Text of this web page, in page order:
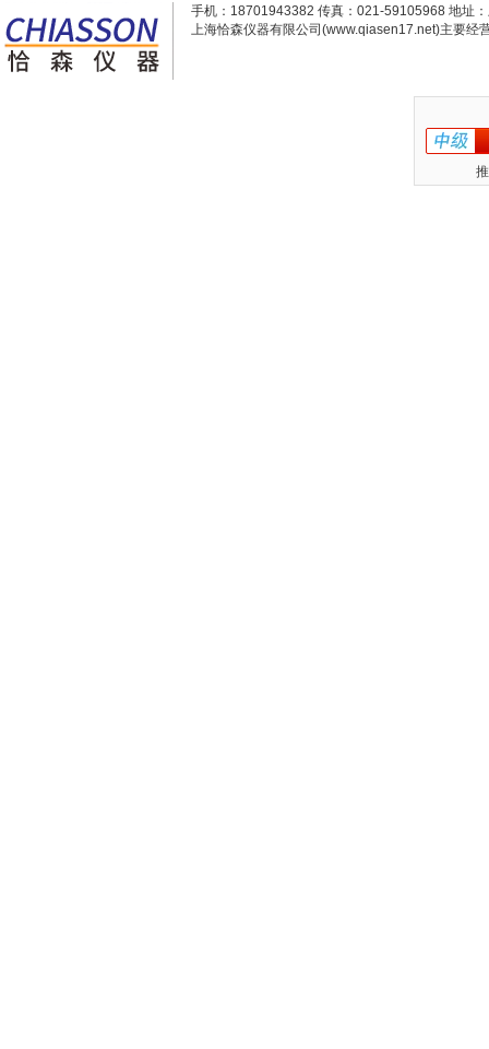
手机：18701943382 传真：021-59105968 地址
上海恰森仪器有限公司(www.qiasen17.net)主要经